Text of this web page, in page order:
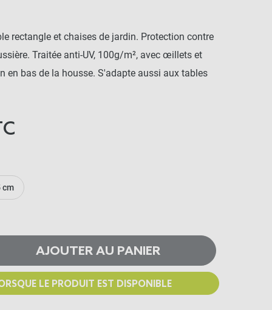
rectangle et chaises de jardin. Protection contre
Traitée anti-UV, 100g/m², avec œillets et
en bas de la housse. S'adapte aussi aux tables
cm
AJOUTER AU PANIER
LE PRODUIT EST DISPONIBLE